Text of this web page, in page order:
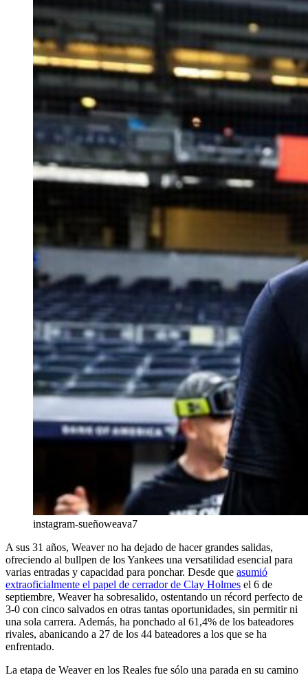
instagram-sueñoweava7
A sus 31 años, Weaver no ha dejado de hacer grandes salidas,
ofreciendo al bullpen de los Yankees una versatilidad esencial para
varias entradas y capacidad para ponchar. Desde que asumió
extraoficialmente el papel de cerrador de Clay Holmes el 6 de
septiembre, Weaver ha sobresalido, ostentando un récord perfecto de
3-0 con cinco salvados en otras tantas oportunidades, sin permitir ni
una sola carrera. Además, ha ponchado al 61,4% de los bateadores
rivales, abanicando a 27 de los 44 bateadores a los que se ha
enfrentado.
La etapa de Weaver en los Reales fue sólo una parada en su camino